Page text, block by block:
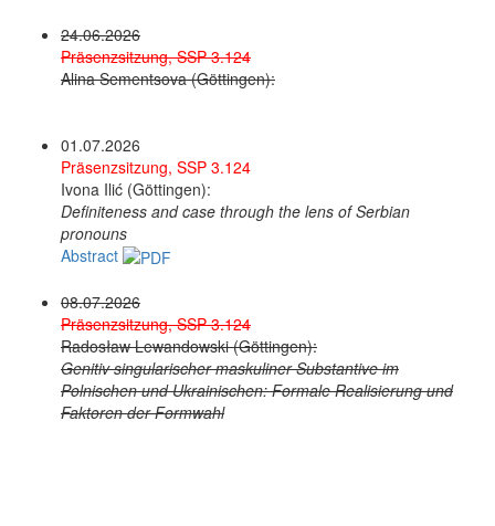
24.06.2026
Präsenzsitzung, SSP 3.124
Alina Sementsova (Göttingen):
01.07.2026
Präsenzsitzung, SSP 3.124
Ivona Ilić (Göttingen):
Definiteness and case through the lens of Serbian
pronouns
Abstract
08.07.2026
Präsenzsitzung, SSP 3.124
Radosław Lewandowski (Göttingen):
Genitiv singularischer maskuliner Substantive im
Polnischen und Ukrainischen: Formale Realisierung und
Faktoren der Formwahl